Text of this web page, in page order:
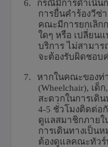
6.
กรณีมีการดำเนิน
การยื่นคำร้องวีซ่
คณะมีการยกเลิก
ใดๆ หรือ เปลี่ยน
บริการ ไม่สามาร
จะต้องรับผิดชอบ
7.
หากในคณะของท่
(Wheelchair), เด็ก,
สะดวกในการเดิน
4-5 ชั่วโมงติดต่อ
ดูแลสมาชิกภายใ
การเดินทางเป็น
ต้องดูแลคณะทัวร์